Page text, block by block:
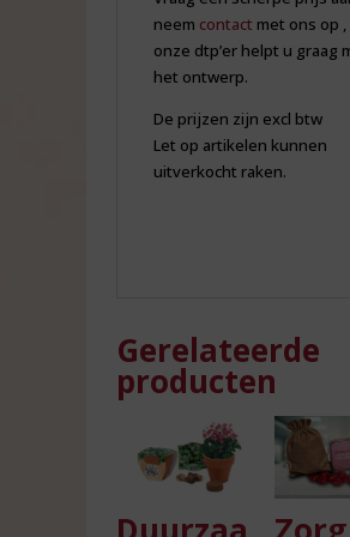
neem contact met ons op ,
onze dtp’er helpt u graag
het ontwerp.
De prijzen zijn excl btw
Let op artikelen kunnen
uitverkocht raken.
Gerelateerde
producten